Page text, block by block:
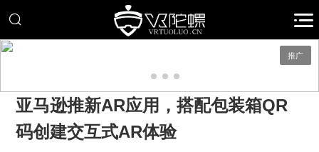
推广
亚马逊推新AR应用，搭配包装箱QR
码创建交互式AR体验